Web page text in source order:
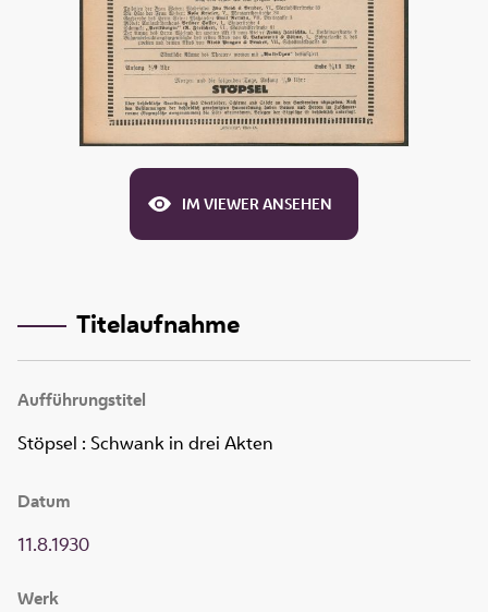
IM VIEWER ANSEHEN
Titelaufnahme
Aufführungstitel
Stöpsel : Schwank in drei Akten
Datum
11.8.1930
Werk